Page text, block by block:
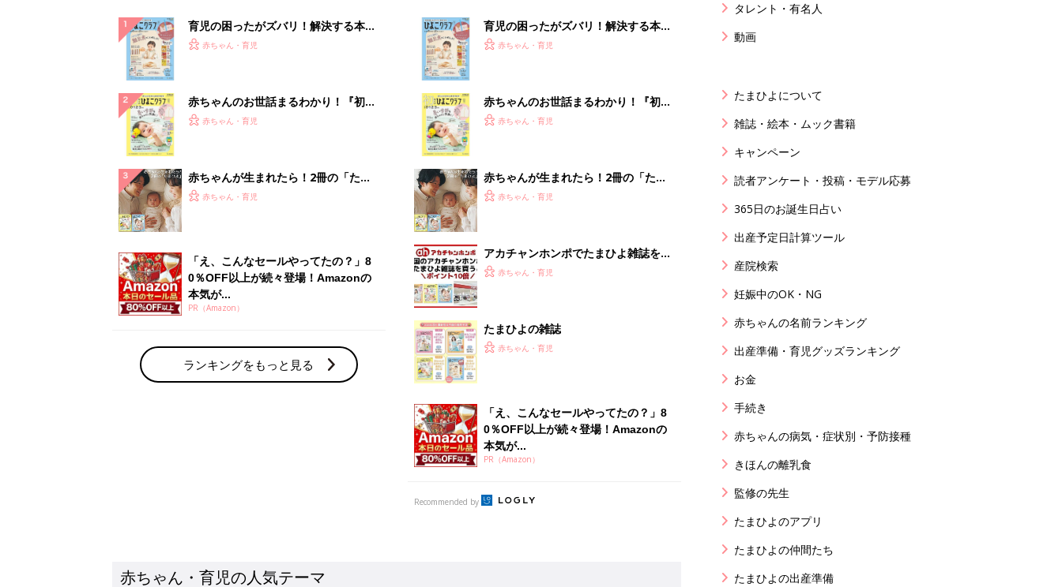
0％OFF以上が続々登場！Amazonの
本気が...
PR（Amazon）
ランキングをもっと見る
0％OFF以上が続々登場！Amazonの
本気が...
PR（Amazon）
赤ちゃん・育児の人気テーマ
育児日記・マンガ
離乳食はいつから？進め方は？「たまひよ きほんの離
授乳の悩みや初めての離乳食作りに役立つ
子育てとお金
妊娠・出産・育児にかかる費用やもらえる補助
金・助成金を解説
タレント・有名人
動画
たまひよについて
雑誌・絵本・ムック書籍
キャンペーン
読者アンケート・投稿・モデル応募
365日のお誕生日占い
出産予定日計算ツール
産院検索
妊娠中のOK・NG
赤ちゃんの名前ランキング
出産準備・育児グッズランキング
お金
手続き
赤ちゃんの病気・症状別・予防接種
きほんの離乳食
監修の先生
たまひよのアプリ
たまひよの仲間たち
たまひよの出産準備